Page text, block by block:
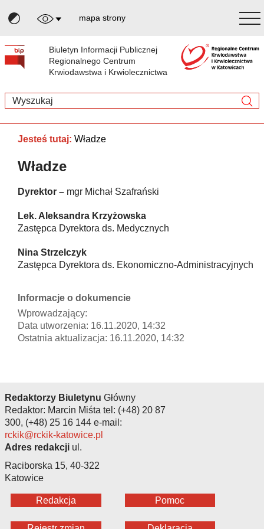
mapa strony
Biuletyn Informacji Publicznej
Regionalnego Centrum
Krwiodawstwa i Krwiolecznictwa
Jesteś tutaj: Władze
Władze
Dyrektor – mgr Michał Szafrański
Lek. Aleksandra Krzyżowska
Zastępca Dyrektora ds. Medycznych
Nina Strzelczyk
Zastępca Dyrektora ds. Ekonomiczno-Administracyjnych
Informacje o dokumencie
Wprowadzający:
Data utworzenia: 16.11.2020, 14:32
Ostatnia aktualizacja: 16.11.2020, 14:32
Redaktorzy Biuletynu Główny
Redaktor: Marcin Miśta tel: (+48) 20 87
300, (+48) 25 16 144 e-mail:
rckik@rckik-katowice.pl
Adres redakcji ul.
Raciborska 15, 40-322
Katowice
Redakcja Pomoc